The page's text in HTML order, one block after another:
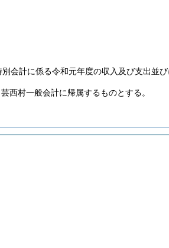
会計に係る令和元年度の収入及び支出並
西村一般会計に帰属するものとする。